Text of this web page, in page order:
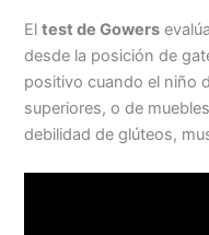
Eltest de Gowers
desde la posición de
positivo cuando el niño
superiores, o de
debilidad de glúteos,